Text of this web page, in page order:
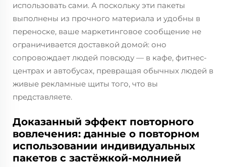
использовать сами. А поскольку эти пакеты
выполнены из прочного материала и удобны в
переноске, ваше маркетинговое сообщение не
ограничивается доставкой домой: оно
сопровождает людей повсюду — в кафе, фитнес-
центрах и автобусах, превращая обычных людей в
живые рекламные щиты того, что вы
представляете.
Доказанный эффект повторного
вовлечения: данные о повторном
использовании индивидуальных
пакетов с застёжкой-молнией